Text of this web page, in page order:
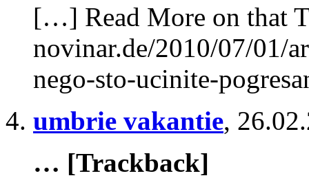
[…] Read More on that
novinar.de/2010/07/01/
nego-sto-ucinite-
umbrie vakantie,
… [Trackback]